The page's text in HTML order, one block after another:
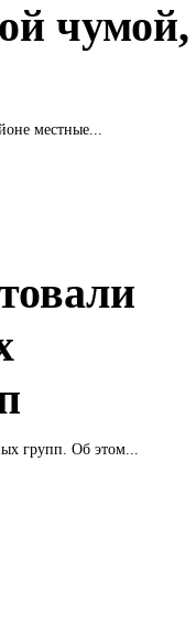
чумой,
местные...
групп. Об этом...